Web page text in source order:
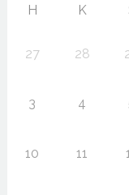
H K
27 28
3 4
10 11